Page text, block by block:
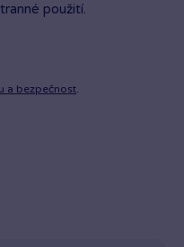
použití.
a bezpečnost.